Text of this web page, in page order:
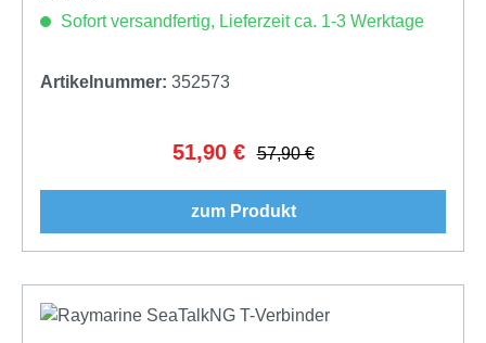
Sofort versandfertig, Lieferzeit ca. 1-3 Werktage
Artikelnummer: 352573
Verkaufspreis:
51,90 € Regulärer Preis:
57,90 €
zum Produkt